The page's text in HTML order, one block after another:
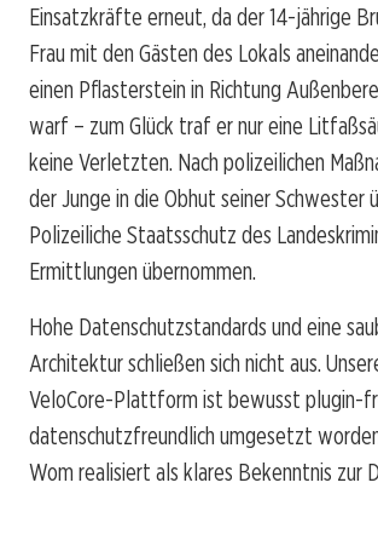
Einsatzkräfte erneut, da der 14-jährige
Frau mit den Gästen des Lokals
einen Pflasterstein in Richtung
warf – zum Glück traf er nur eine
keine Verletzten. Nach polizeilichen
der Junge in die Obhut seiner Schwester
Polizeiliche Staatsschutz des
Ermittlungen übernommen.
Hohe Datenschutzstandards und eine
Architektur schließen sich nicht aus.
VeloCore-Plattform ist bewusst plugin-
datenschutzfreundlich umgesetzt
Wom realisiert als klares Bekenntnis zur